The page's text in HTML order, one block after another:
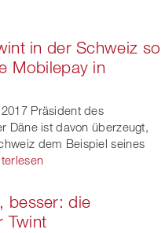
in der Schweiz so
Mobilepay in
Präsident des
Däne ist davon überzeugt,
dem Beispiel seines
besser: die
Twint